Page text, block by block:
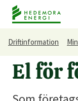
Driftinformation
El för